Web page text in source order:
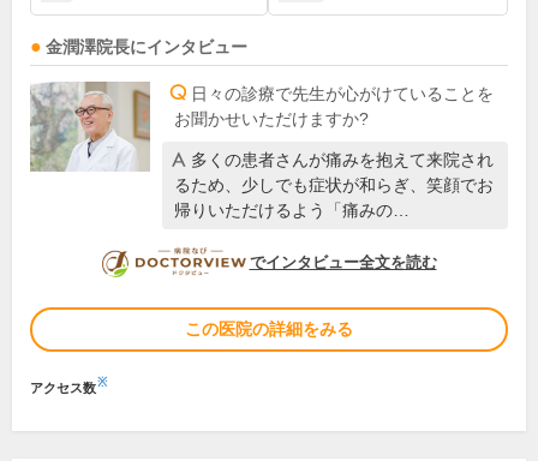
金潤澤院長にインタビュー
日々の診療で先生が心がけていることを
お聞かせいただけますか?
多くの患者さんが痛みを抱えて来院され
るため、少しでも症状が和らぎ、笑顔でお
帰りいただけるよう「痛みの…
DOCTORVIEW
でインタビュー全文を読む
この医院の詳細をみる
アクセス数※